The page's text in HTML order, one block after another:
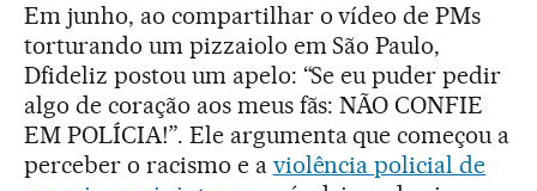
Em junho, ao compartilhar o vídeo de PMs
torturando um pizzaiolo em São Paulo,
Dfideliz postou um apelo: “Se eu puder pedir
algo de coração aos meus fãs: NÃO CONFIE
EM POLÍCIA!”. Ele argumenta que começou a
perceber o racismo e a violência policial de